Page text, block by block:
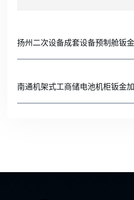
扬州二次设备成套设备预制舱钣
南通机架式工商储电池机柜钣金